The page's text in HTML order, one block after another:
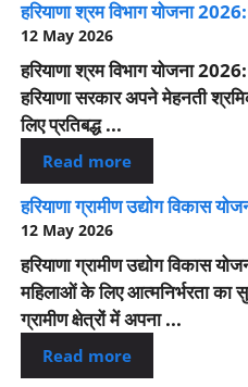
हरियाणा श्रम विभाग योजना
12 May 2026
हरियाणा श्रम विभाग योजना
हरियाणा सरकार अपने मेहनती
लिए प्रतिबद्ध ...
Read more
हरियाणा ग्रामीण उद्योग विकास
12 May 2026
हरियाणा ग्रामीण उद्योग विकास
महिलाओं के लिए आत्मनिर्भरता का
ग्रामीण क्षेत्रों में अपना ...
Read more